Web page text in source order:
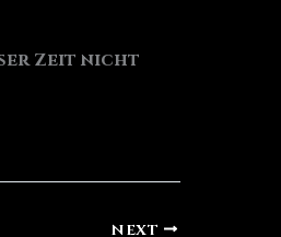
Zeit nicht
NEXT